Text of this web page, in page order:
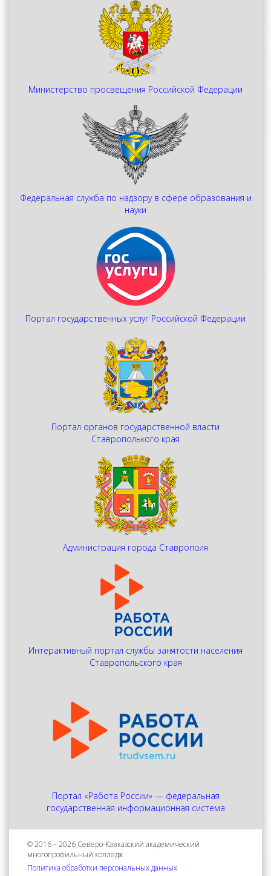
Министерство просвещения Российской Федерации
Федеральная служба по надзору в сфере образования и
науки
Портал государственных услуг Российской Федерации
Портал органов государственной власти
Ставрополького края
Администрация города Ставрополя
Интерактивный портал службы занятости населения
Ставропольского края
Портал «Работа России» — федеральная
государственная информационная система
© 2016 – 2026 Северо-Кавказский академический
многопрофильный колледж
Политика обработки персональных данных